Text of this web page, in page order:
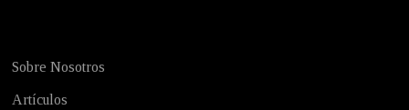
Sobre Nosotros
Artículos